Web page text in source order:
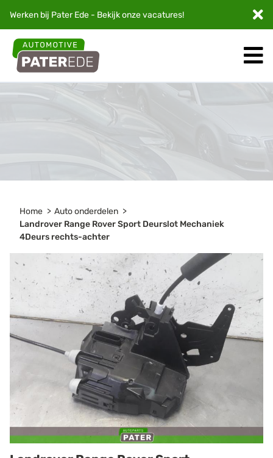
Werken bij Pater Ede - Bekijk onzevacatures!
Home
Auto onderdelen
Landrover Range Rover Sport Deurslot Mechaniek
4Deurs rechts-achter